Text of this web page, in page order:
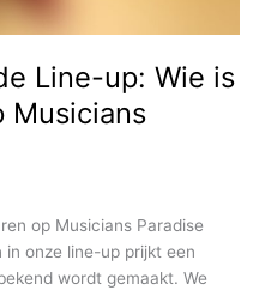
Line-up: Wie is
Musicians
op Musicians Paradise
in onze line-up prijkt een
wordt gemaakt. We